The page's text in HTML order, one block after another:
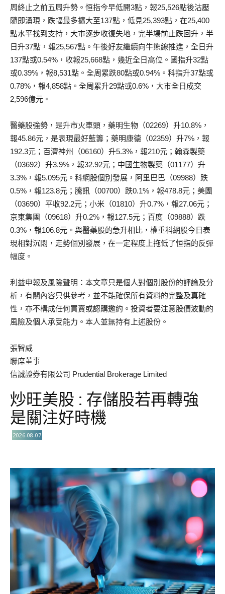
周終止之前五周升勢。恒指今早低開3點，報25,526點後沽壓
隨即湧現，跌幅最多擴大至137點，低見25,393點，在25,400
點水平找到支持，大市逐步收復失地，完半場前止跌回升，半
日升37點，報25,567點。午後好友繼續向牛熊線推進，全日升
137點或0.54%，收報25,668點，幾近全日高位。國指升32點
或0.39%，報8,531點。全周累跌80點或0.94%。科指升37點或
0.78%，報4,858點。全周累升29點或0.6%，大市全日成交
2,596億元。
醫藥股強勢，是升市火車頭，藥明生物（02269）升10.8%，
報45.86元，是表現最好藍籌；藥明康德（02359）升7%，報
192.3元；百濟神州（06160）升5.3%，報210元；翰森製藥
（03692）升3.9%，報32.92元；中國生物製藥（01177）升
3.3%，報5.095元。科網股個別發展，阿里巴巴（09988）跌
0.5%，報123.8元；騰訊（00700）跌0.1%，報478.8元；美團
（03690）平收92.2元；小米（01810）升0.7%，報27.06元；
京東集團（09618）升0.2%，報127.5元；百度（09888）跌
0.3%，報106.8元。與醫藥股的急升相比，權重科網股今日表
現相對沉悶，走勢個別發展，在一定程度上拖低了恒指的反彈
幅度。
利益申報及風險聲明：本文章只是個人對個別股份的評論及分
析，有關內容只供參考，並不能確保所有資料的完整及真確
性，亦不構成任何買賣或認購邀約。投資者要注意股價波動的
風險及個人承受能力。本人並無持有上述股份。
張智威
聯席董事
信誠證券有限公司 Prudential Brokerage Limited
炒旺美股 : 存儲股若再轉強
是關注好時機
2026-08-07